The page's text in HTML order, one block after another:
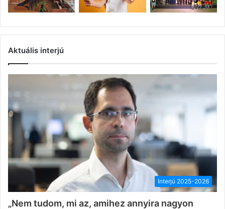
Aktuális interjú
Interjú 2025-2026
„Nem tudom, mi az, amihez annyira nagyon